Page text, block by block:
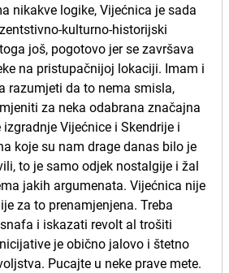
nikakve logike, Vijećnica je sada
kulturno-historijski
još, pogotovo jer se završava
na pristupačnijoj lokaciji. Imam i
razumjeti da to nema smisla,
za neka odabrana značajna
Vijećnice i Skendrije i
koje su nam drage danas bilo je
to je samo odjek nostalgije i žal
jakih argumenata. Vijećnica nije
za to prenamjenjena. Treba
i iskazati revolt al trošiti
je obično jalovo i štetno
Pucajte u neke prave mete.